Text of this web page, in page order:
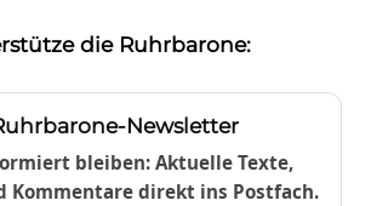
die Ruhrbarone:
Newsletter
bleiben: Aktuelle Texte,
Kommentare direkt ins Postfach.